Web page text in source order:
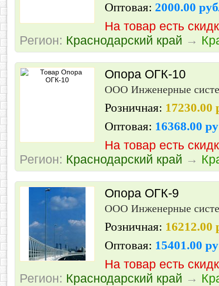
Оптовая: 2000.00
На товар есть
Регион: Краснодарский край →
Опора ОГК-10
ООО Инженерные
Розничная: 17230.00
Оптовая: 16368.00
На товар есть
Регион: Краснодарский край →
Опора ОГК-9
ООО Инженерные
Розничная: 16212.00
Оптовая: 15401.00
На товар есть
Регион: Краснодарский край →